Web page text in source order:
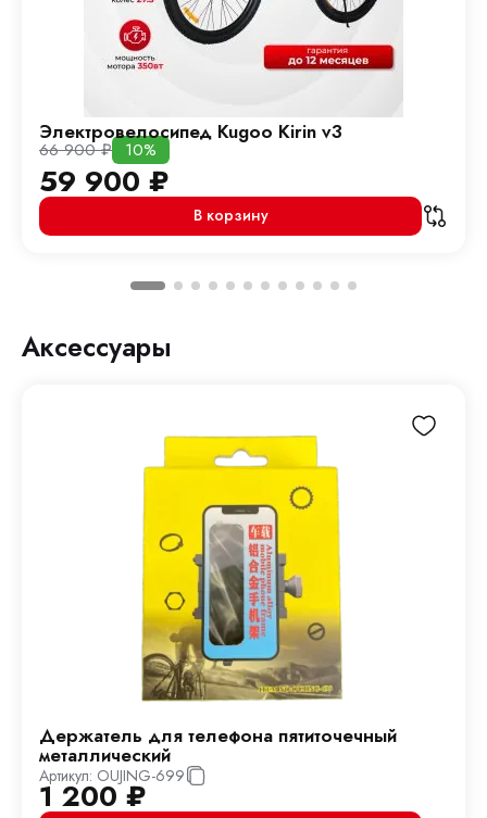
Электровелосипед Kugoo Kirin v3
66 900₽ 10%
59 900 ₽
В корзину
Аксессуары
Держатель для телефона пятиточечный
металлический
Артикул: OUJING-699
1 200₽